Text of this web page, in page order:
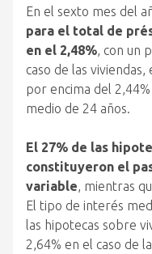
En el sexto mes del
para el total de
en el 2,48%, con un
caso de las
por encima del
medio de 24 años.
El 27% de las
constituyeron el
variable, mientras
El tipo de interés
las hipotecas sobre
2,64% en el caso de